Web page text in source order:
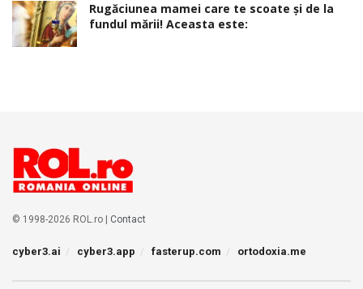
Rugăciunea mamei care te scoate şi de la
fundul mării! Aceasta este:
© 1998-2026 ROL.ro | Contact
cyber3.ai cyber3.app fasterup.com ortodoxia.me